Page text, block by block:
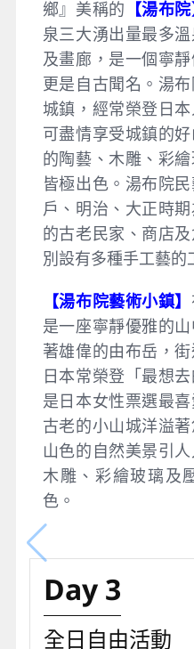
鄉』美稱的 【湯布院
泉三大湧出量最多
及畫廊，是一個寧
更是自古聞名。湯
城鎮，經常榮登日
可盡情享受城鎮的
的陶藝、木雕、彩
皆極出色。湯布院
戶、明治、大正時
的古老民家、商店
別設有多種手工藝的
【湯布院藝術小鎮】
是一座寧靜優雅的
著雄偉的由布岳，
日本常榮登「最想
是日本女性票選最
古老的小山城洋溢
山色的自然美景引
木雕、彩繪玻璃及
色。
Day 3
全日自由活動